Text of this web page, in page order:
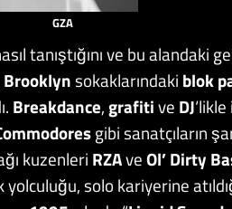
GZA
tanıştığını ve bu alandaki
Brooklyn sokaklarındaki blok
Breakdance,grafitive DJ
gibi sanatçıların
kuzenleri RZAveOl’ Dirty
solo kariyerine